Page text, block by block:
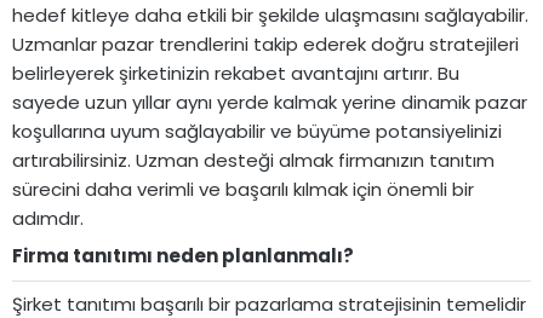
hedef kitleye daha etkili bir şekilde ulaşmasını sağlayabilir.
Uzmanlar pazar trendlerini takip ederek doğru stratejileri
belirleyerek şirketinizin rekabet avantajını artırır. Bu
sayede uzun yıllar aynı yerde kalmak yerine dinamik pazar
koşullarına uyum sağlayabilir ve büyüme potansiyelinizi
artırabilirsiniz. Uzman desteği almak firmanızın tanıtım
sürecini daha verimli ve başarılı kılmak için önemli bir
adımdır.
Firma tanıtımı neden planlanmalı?​
Şirket tanıtımı başarılı bir pazarlama stratejisinin temelidir